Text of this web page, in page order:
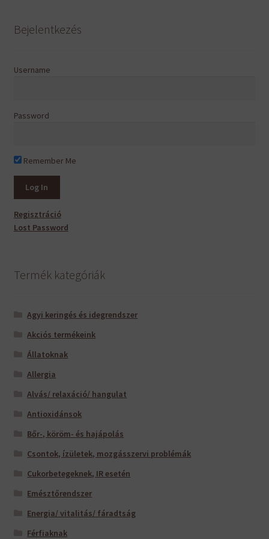
Bejelentkezés
Username
Password
Remember Me
Regisztráció
Lost Password
Termék kategóriák
Agyi keringés és idegrendszer
Akciós termékeink
Állatoknak
Allergia
Alvás/ relaxáció/ hangulat
Antioxidánsok
Bőr-, köröm- és hajápolás
Csontok, ízületek, mozgásszervi problémák
Cukorbetegeknek, IR esetén
Emésztőrendszer
Energia/ vitalitás/ fáradtság
Férfiaknak